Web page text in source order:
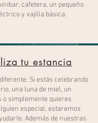
cafetera, un pequeño
y vajilla básica.
tu estancia
Si estás celebrando
una luna de miel, un
o simplemente quieres
especial, estaremos
Además de nuestras